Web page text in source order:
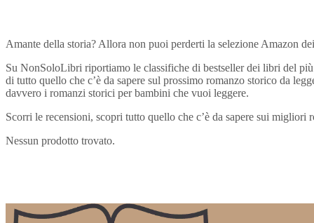
Amante della storia? Allora non puoi perderti la selezione Amazon
Su NonSoloLibri riportiamo le classifiche di bestseller dei libri del
di tutto quello che c’è da sapere sul prossimo romanzo storico da
davvero i romanzi storici per bambini che vuoi leggere.
Scorri le recensioni, scopri tutto quello che c’è da sapere sui
Nessun prodotto trovato.